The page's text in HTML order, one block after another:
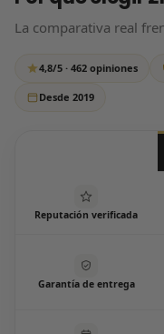
respondemos siempre,
La comparativa real
4,8/5 · 462 opiniones
Desde 2019
Reputación verificada
Garantía de entrega